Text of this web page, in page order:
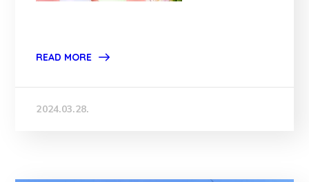
READ MORE
2024.03.28.